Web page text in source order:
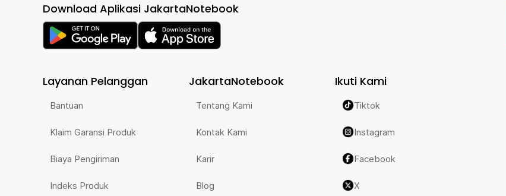
Download Aplikasi JakartaNotebook
Layanan Pelanggan
Bantuan
Klaim Garansi Produk
Biaya Pengiriman
Indeks Produk
JakartaNotebook
Tentang Kami
Kontak Kami
Karir
Blog
Ikuti Kami
Tiktok
Instagram
Facebook
X